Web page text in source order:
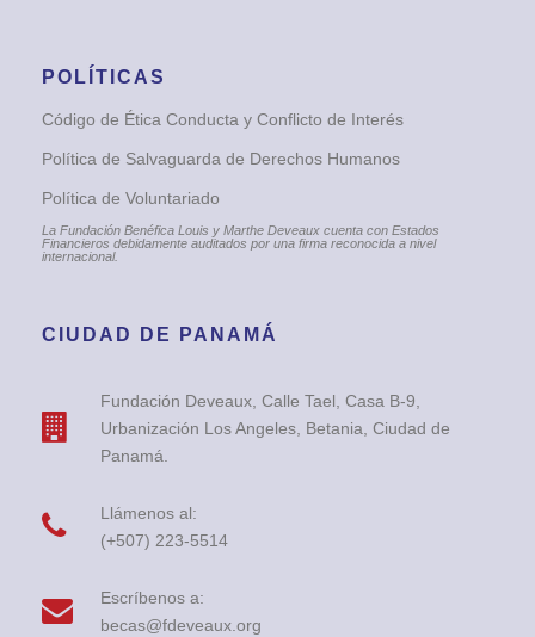
POLÍTICAS
Código de Ética Conducta y Conflicto de Interés
Política de Salvaguarda de Derechos Humanos
Política de Voluntariado
La Fundación Benéfica Louis y Marthe Deveaux cuenta con Estados
Financieros debidamente auditados por una firma reconocida a nivel
internacional.
CIUDAD DE PANAMÁ
Fundación Deveaux, Calle Tael, Casa B-9,
Urbanización Los Angeles, Betania, Ciudad de
Panamá.
Llámenos al:
(+507) 223-5514
Escríbenos a:
becas@fdeveaux.org